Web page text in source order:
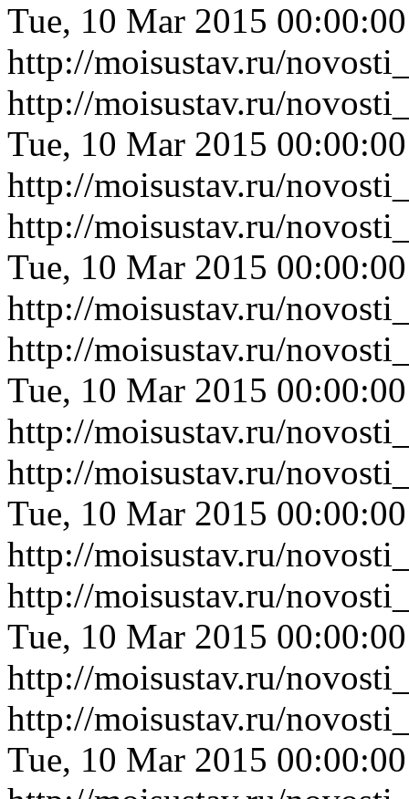
Tue, 10 Mar 2015
http://moisustav.ru/
http://moisustav.ru/
Tue, 10 Mar 2015
http://moisustav.ru/
http://moisustav.ru/
Tue, 10 Mar 2015
http://moisustav.ru/
http://moisustav.ru/
Tue, 10 Mar 2015
http://moisustav.ru/
http://moisustav.ru/
Tue, 10 Mar 2015
http://moisustav.ru/
http://moisustav.ru/
Tue, 10 Mar 2015
http://moisustav.ru/
http://moisustav.ru/
Tue, 10 Mar 2015